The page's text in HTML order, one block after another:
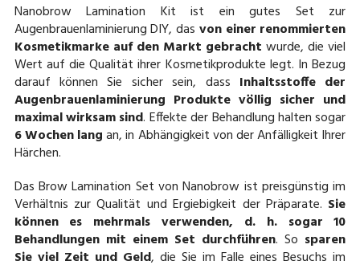
Nanobrow Lamination Kit ist ein gutes Set zur
Augenbrauenlaminierung DIY, das von einer renommierten
Kosmetikmarke auf den Markt gebracht wurde, die viel
Wert auf die Qualität ihrer Kosmetikprodukte legt. In Bezug
darauf können Sie sicher sein, dass Inhaltsstoffe der
Augenbrauenlaminierung Produkte völlig sicher und
maximal wirksam sind. Effekte der Behandlung halten sogar
6 Wochen langan, in Abhängigkeit von der Anfälligkeit Ihrer
Härchen.
Das Brow Lamination Set von Nanobrow ist preisgünstig im
Verhältnis zur Qualität und Ergiebigkeit der Präparate. Sie
können es mehrmals verwenden, d. h. sogar 10
Behandlungen mit einem Set durchführen. So sparen
Sie viel Zeit und Geld, die Sie im Falle eines Besuchs im